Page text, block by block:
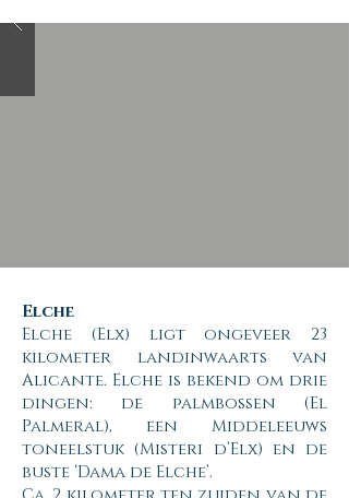
Elche
Elche (Elx) ligt ongeveer 23
kilometer landinwaarts van
Alicante. Elche is bekend om drie
dingen: de palmbossen (El
Palmeral), een Middeleeuws
toneelstuk (Misteri d’Elx) en de
buste ‘Dama de Elche’.